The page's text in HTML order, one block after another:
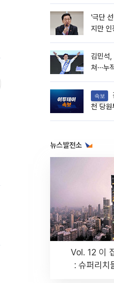
'극단
지만
김민석,
쳐⋯누
속보
천 당원
뉴스발전소
Vol. 12 이
: 슈퍼리치